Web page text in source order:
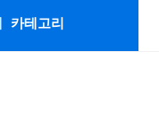
카테고리